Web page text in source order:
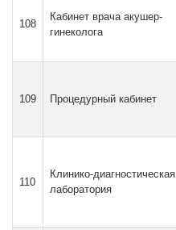
108
Кабинет врача акушер-
гинеколога
109 Процедурный кабинет
110
Клинико-диагностическая
лаборатория